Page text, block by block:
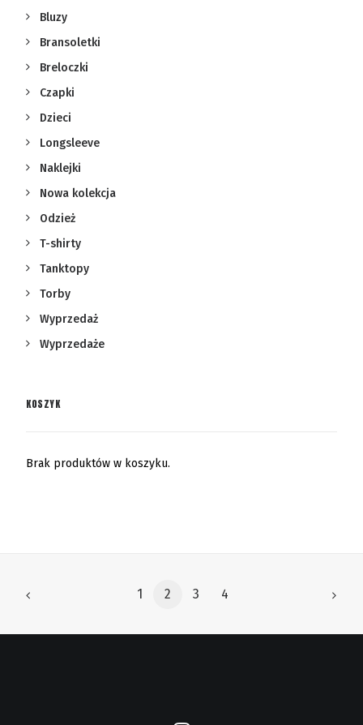
Bluzy
Bransoletki
Breloczki
Czapki
Dzieci
Longsleeve
Naklejki
Nowa kolekcja
Odzież
T-shirty
Tanktopy
Torby
Wyprzedaż
Wyprzedaże
KOSZYK
Brak produktów w koszyku.
1 2 3 4